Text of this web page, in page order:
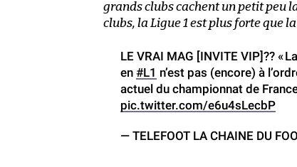
grands clubs cachent un petit peu
clubs, la Ligue 1 est plus forte que
LE VRAI MAG [INVITE VIP]?? «
en #L1 n’est pas (encore) à
actuel du championnat de
pic.twitter.com/e6u4sLecbP
— TELEFOOT LA CHAINE DU